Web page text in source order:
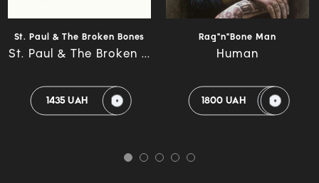
St. Paul & The Broken Bones
St. Paul & The Broken ...
1435 UAH
Rag"n"Bone Man
Human
1800 UAH